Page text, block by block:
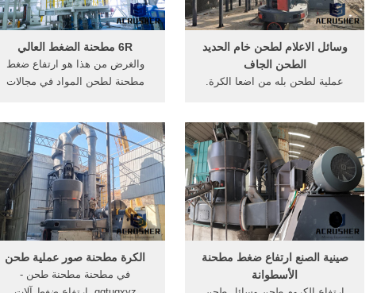
6R مطحنة الضغط العالي
والغرض من هذا هو ارتفاع ضغط
مطحنة لطحن المواد في مجالات
9.3 في مقياس موه والرطوبة أقل
من 6 في المئة. اتصل بالمورد
وسائل الاعلام لطحن خام الحديد
الطحن الجاف
عملية لطحن بله من اضعا الكرة.
نوع لطحن وسائل الإعلام ... وسائل
الاعلام طحن مطحنة الكرة تصنيع ...
مقابل الطحن الجاف شمال ارتفاع
ضغط مطاحن ...
الكرة مطحنة صور عملية طحن
في مطحنة مطحنة طحن -
صينية الصنع ارتفاع ضغط مطحنة
الأسطوانة